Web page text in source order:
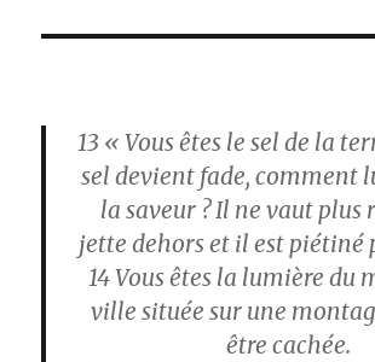
13 « Vous êtes le sel de la
sel devient fade, comment
la saveur ? Il ne vaut plus
jette dehors et il est piétiné
14Vous êtes la lumière du
ville située sur une
être cachée.